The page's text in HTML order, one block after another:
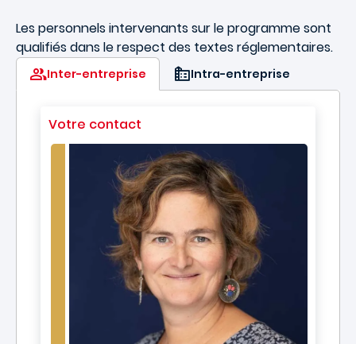
Les personnels intervenants sur le programme sont
qualifiés dans le respect des textes réglementaires.
Inter-entreprise Intra-entreprise
Votre contact